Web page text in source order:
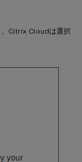
、Citrix Cloudは選択